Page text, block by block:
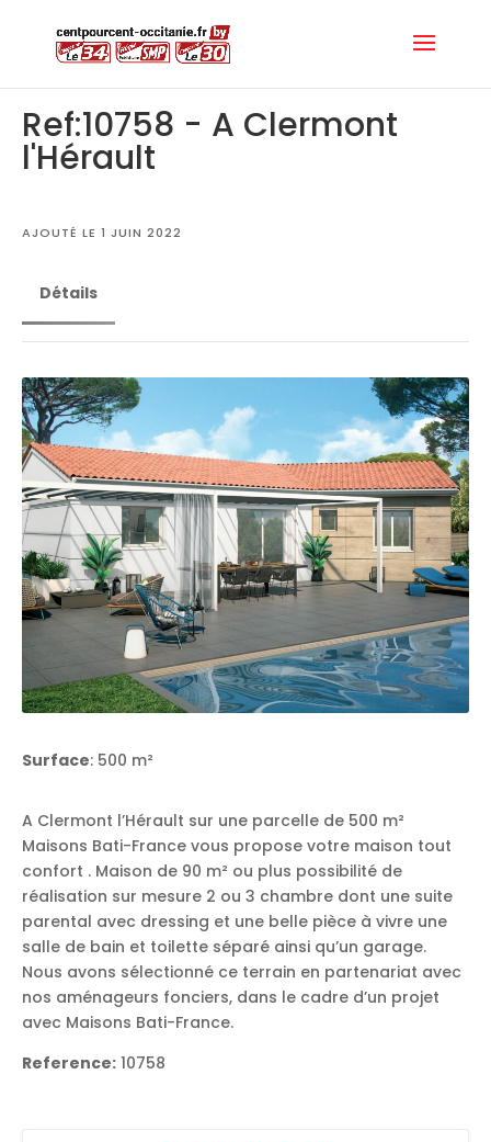
Ref:10758 - A Clermont
l'Hérault
AJOUTÉ LE 1 JUIN 2022
Détails
Surface: 500 m²
A Clermont l’Hérault sur une parcelle de 500 m²
Maisons Bati-France vous propose votre maison tout
confort . Maison de 90 m² ou plus possibilité de
réalisation sur mesure 2 ou 3 chambre dont une suite
parental avec dressing et une belle pièce à vivre une
salle de bain et toilette séparé ainsi qu’un garage.
Nous avons sélectionné ce terrain en partenariat avec
nos aménageurs fonciers, dans le cadre d’un projet
avec Maisons Bati-France.
Reference: 10758